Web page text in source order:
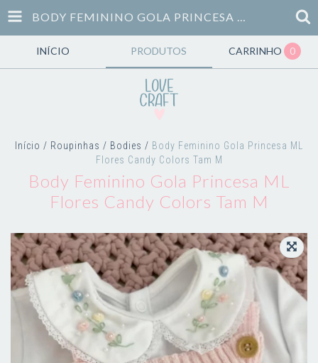
BODY FEMININO GOLA PRINCESA ML FLORES CANDY COLORS TAM M
INÍCIO PRODUTOS CARRINHO 0
Início / Roupinhas / Bodies / Body Feminino Gola Princesa ML
Flores Candy Colors Tam M
Body Feminino Gola Princesa ML
Flores Candy Colors Tam M